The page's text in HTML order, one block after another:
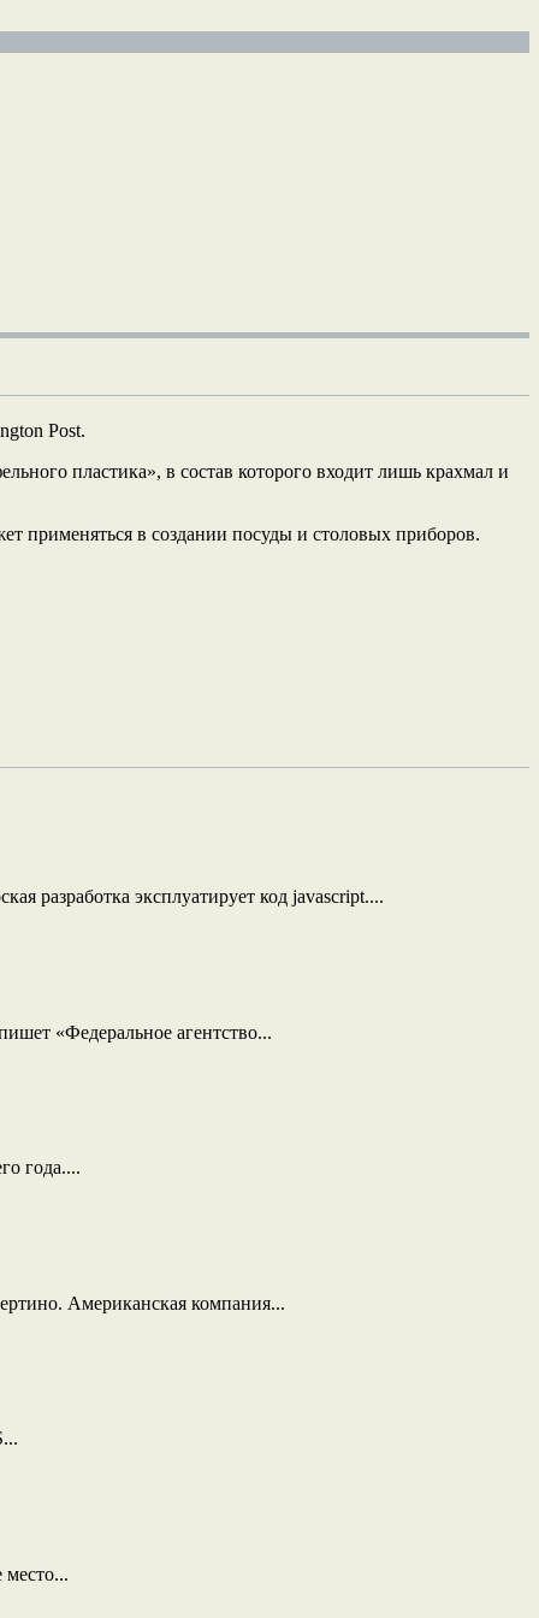
Post.
пластика», в состав которого входит лишь крахмал и
применяться в создании посуды и столовых приборов.
разработка эксплуатирует код jаvascript....
«Федеральное агентство...
года....
Американская компания...